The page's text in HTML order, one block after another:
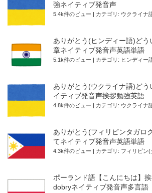
強ネイティブ発音声
5.4k件のビュー カテゴリ: ウクライナ
ありがとう(ヒンディー語)どう
章ネイティブ発音声英語単語
5.1k件のビュー カテゴリ: ヒンディー
ありがとう(ウクライナ語)どう
イティブ発音声挨拶勉強英語
4.8k件のビュー カテゴリ: ウクライナ
ありがとう(フィリピンタガロ
てネイティブ発音声英語単語
4.3k件のビュー カテゴリ: フィリピン(
ポーランド語【こんにちは】
dobryネイティブ発音声多言語